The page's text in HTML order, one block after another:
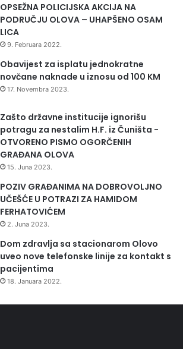
OPSEŽNA POLICIJSKA AKCIJA NA
PODRUČJU OLOVA – UHAPŠENO OSAM
LICA
9. Februara 2022.
Obavijest za isplatu jednokratne
novčane naknade u iznosu od 100 KM
17. Novembra 2023.
Zašto državne institucije ignorišu
potragu za nestalim H.F. iz Čuništa -
OTVORENO PISMO OGORČENIH
GRAĐANA OLOVA
15. Juna 2023.
POZIV GRAĐANIMA NA DOBROVOLJNO
UČEŠĆE U POTRAZI ZA HAMIDOM
FERHATOVIĆEM
2. Juna 2023.
Dom zdravlja sa stacionarom Olovo
uveo nove telefonske linije za kontakt s
pacijentima
18. Januara 2022.